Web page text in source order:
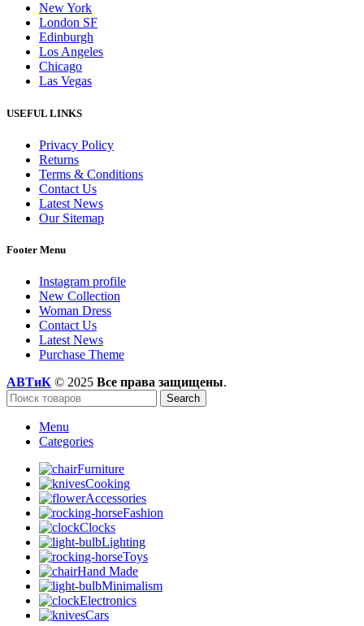
New York
London SF
Edinburgh
Los Angeles
Chicago
Las Vegas
USEFUL LINKS
Privacy Policy
Returns
Terms & Conditions
Contact Us
Latest News
Our Sitemap
Footer Menu
Instagram profile
New Collection
Woman Dress
Contact Us
Latest News
Purchase Theme
АВТиК © 2025 Все права защищены.
Search
Menu
Categories
Furniture
Cooking
Accessories
Fashion
Clocks
Lighting
Toys
Hand Made
Minimalism
Electronics
Cars